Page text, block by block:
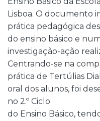
Lisboa. O documento
prática pedagógica
do ensino básico e
investigação-ação
Centrando-se na
prática de Tertúlias
oral dos alunos, foi
no 2.º Ciclo
do Ensino Básico,